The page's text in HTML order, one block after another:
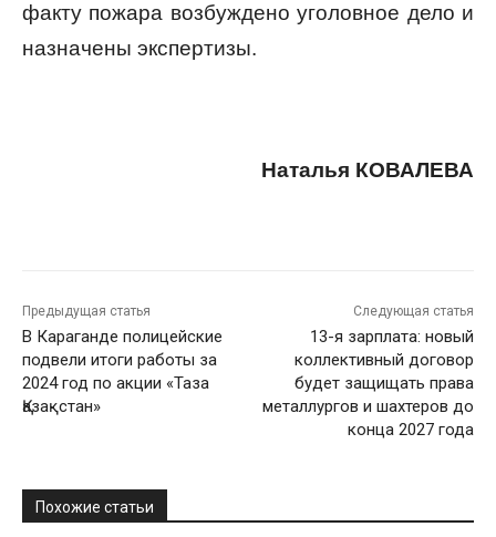
факту пожара возбуждено уголовное дело и
назначены экспертизы.
Наталья КОВАЛЕВА
Предыдущая статья
В Караганде полицейские
подвели итоги работы за
2024 год по акции «Таза
Қазақстан»
Следующая статья
13-я зарплата: новый
коллективный договор
будет защищать права
металлургов и шахтеров до
конца 2027 года
Похожие статьи